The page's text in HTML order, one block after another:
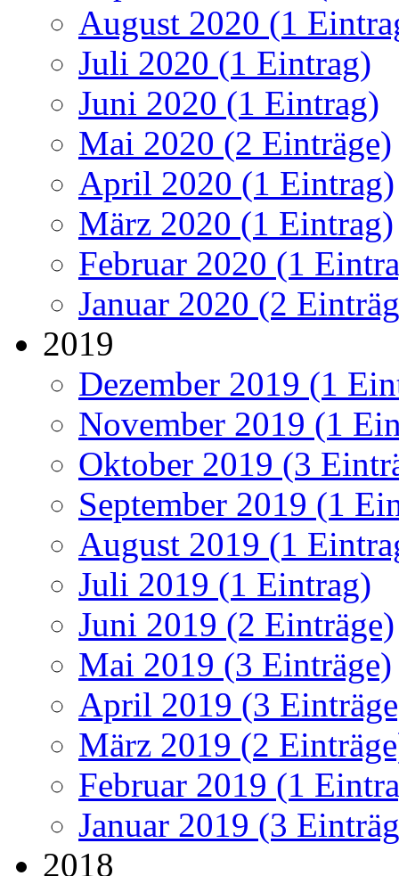
August 2020 (1
Juli 2020 (1 Eintrag)
Juni 2020 (1 Eintrag)
Mai 2020 (2 Einträge)
April 2020 (1 Eintrag)
März 2020 (1 Eintrag)
Februar 2020 (1
Januar 2020 (2
2019
Dezember 2019 (1
November 2019 (1
Oktober 2019 (3
September 2019 (1
August 2019 (1
Juli 2019 (1 Eintrag)
Juni 2019 (2 Einträge)
Mai 2019 (3 Einträge)
April 2019 (3
März 2019 (2
Februar 2019 (1
Januar 2019 (3
2018